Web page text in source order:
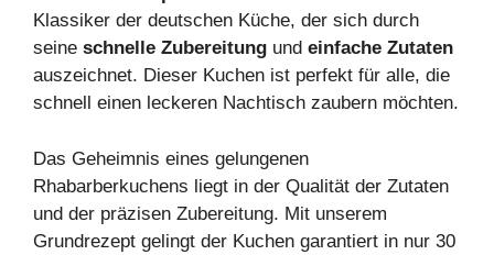
Klassiker der deutschen Küche, der sich durch
seine schnelle Zubereitung und einfache Zutaten
auszeichnet. Dieser Kuchen ist perfekt für alle, die
schnell einen leckeren Nachtisch zaubern möchten.
Das Geheimnis eines gelungenen
Rhabarberkuchens liegt in der Qualität der Zutaten
und der präzisen Zubereitung. Mit unserem
Grundrezept gelingt der Kuchen garantiert in nur 30